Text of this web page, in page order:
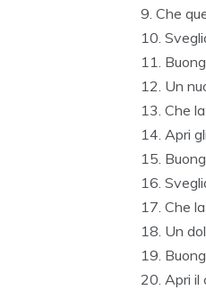
Che
Un
Che
Apri
Che
Un
Apri il